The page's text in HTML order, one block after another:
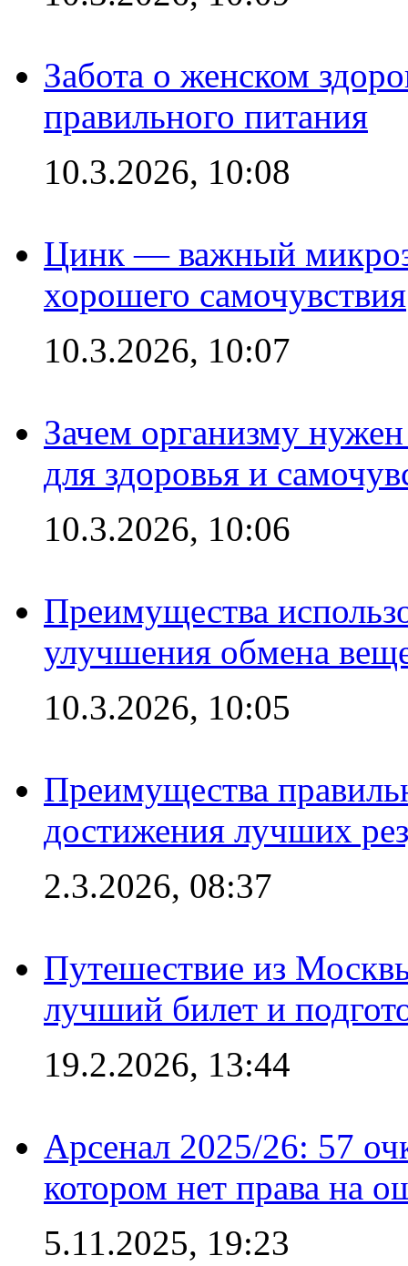
Забота о женском
правильного питания
10.3.2026, 10:08
Цинк — важный
хорошего самочувствия
10.3.2026, 10:07
Зачем организму
для здоровья и
10.3.2026, 10:06
Преимущества
улучшения обмена
10.3.2026, 10:05
Преимущества
достижения лучших
2.3.2026, 08:37
Путешествие из
лучший билет и
19.2.2026, 13:44
Арсенал 2025/26: 57
котором нет права на
5.11.2025, 19:23